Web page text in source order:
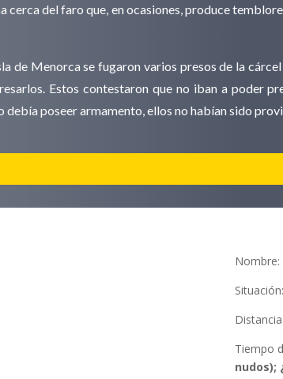
cerca del faro que, en ocasiones, produce
de Menorca se fugaron varios presos de la
Estos contestaron que no iban a poder
poseer armamento, ellos no habían sido
Nombre:
Situación:
Tiempo
nudos);